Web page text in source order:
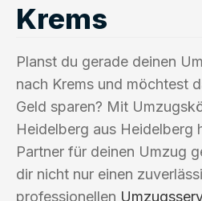
Krems
Planst du gerade deinen
nach Krems und möchtest
Geld sparen? Mit
Heidelberg aus Heidelberg
Partner für deinen Umzug
dir nicht nur einen
professionellen